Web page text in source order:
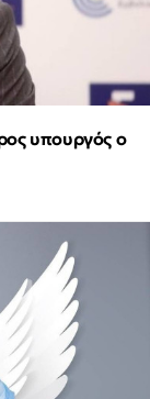
υπουργός ο